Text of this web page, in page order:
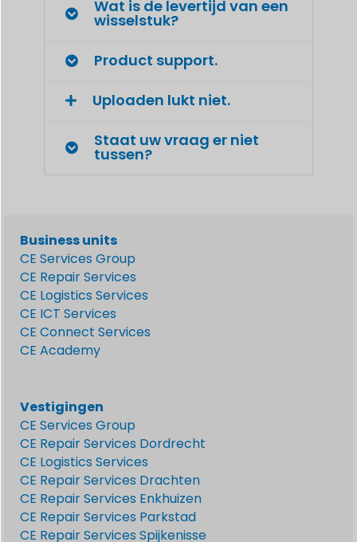
Wat is de levertijd van een
wisselstuk?
Product support.
Uploaden lukt niet.
Staat uw vraag er niet
tussen?
Business units
CE Services Group
CE Repair Services
CE Logistics Services
CE ICT Services
CE Connect Services
CE Academy
Vestigingen
CE Services Group
CE Repair Services Dordrecht
CE Logistics Services
CE Repair Services Drachten
CE Repair Services Enkhuizen
CE Repair Services Parkstad
CE Repair Services Spijkenisse